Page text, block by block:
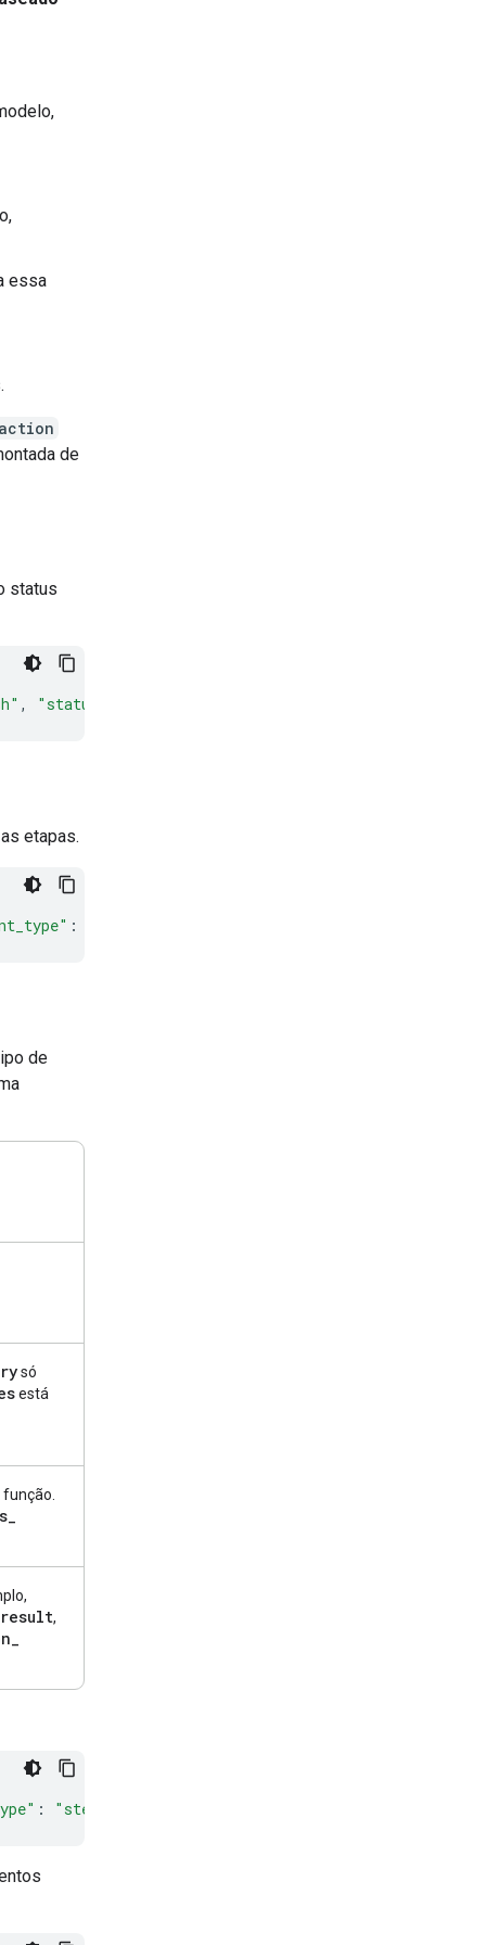
essa
de
status
, "status"
etapas.
:
de
só
está
_
result,
_
: "step.start"